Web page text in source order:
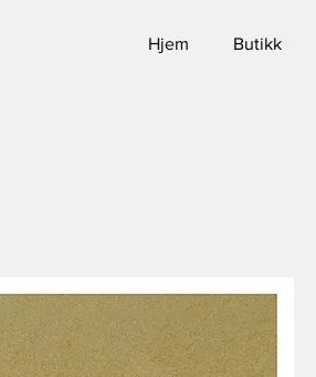
Hjem Butikk